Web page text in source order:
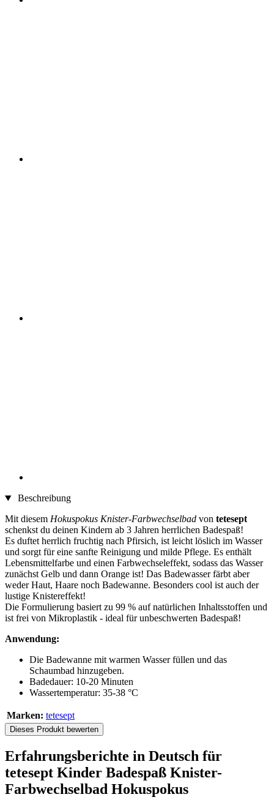
Beschreibung
Mit diesem Hokuspokus Knister-Farbwechselbad von tetesept
schenkst du deinen Kindern ab 3 Jahren herrlichen Badespaß!
Es duftet herrlich fruchtig nach Pfirsich, ist leicht löslich im Wasser
und sorgt für eine sanfte Reinigung und milde Pflege. Es enthält
Lebensmittelfarbe und einen Farbwechseleffekt, sodass das Wasser
zunächst Gelb und dann Orange ist! Das Badewasser färbt aber
weder Haut, Haare noch Badewanne. Besonders cool ist auch der
lustige Knistereffekt!
Die Formulierung basiert zu 99 % auf natürlichen Inhaltsstoffen und
ist frei von Mikroplastik - ideal für unbeschwerten Badespaß!
Anwendung:
Die Badewanne mit warmen Wasser füllen und das
Schaumbad hinzugeben.
Badedauer: 10-20 Minuten
Wassertemperatur: 35-38 °C
Marken: tetesept
Dieses Produkt bewerten
Erfahrungsberichte in Deutsch für
tetesept Kinder Badespaß Knister-
Farbwechselbad Hokuspokus